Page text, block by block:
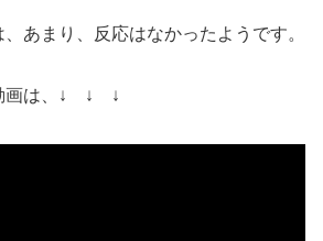
あまり、反応はなかったようです。
画は、↓ ↓ ↓